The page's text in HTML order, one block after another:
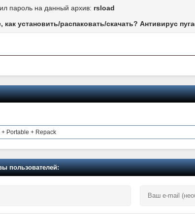
пароль на данный архив: rsload
как установить/распаковать/скачать? Антивирус
Portable + Repack
пользователей: